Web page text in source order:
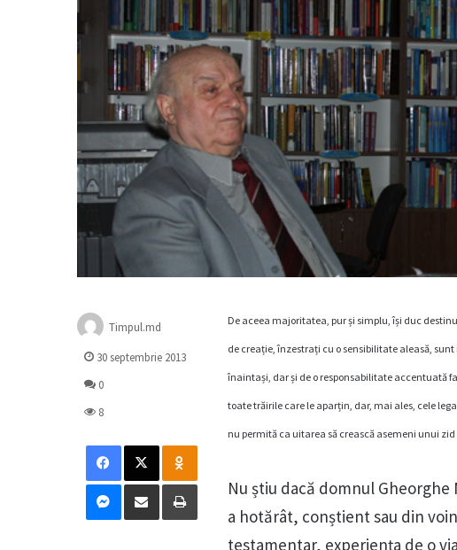
De aceea majoritatea, pur și simplu, își duc
de creație, înzestrați cu o sensibilitate aleasă,
înaintași, dar și de o responsabilitate accentuată
toate trăirile care le aparțin, dar, mai ales, cele
nu permită ca uitarea să crească asemeni unui
Nu știu dacă domnul
a hotărât, conștient sau din
testamentar, experiența de o
Timpul.md
30 septembrie 2013
0
8
Facebook
X Odnoklassniki
Messenger
Distribuie prin mail Tipărește